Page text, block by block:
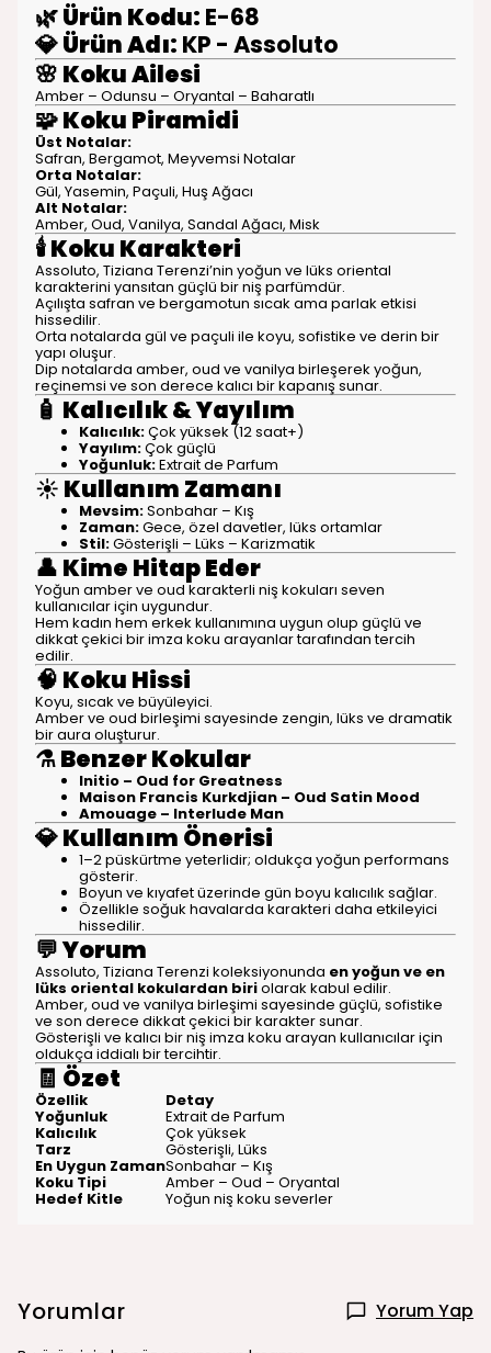
🌿Ürün Kodu: E-68
💎Ürün Adı: KP - Assoluto
🌸 Koku Ailesi
Amber – Odunsu – Oryantal – Baharatlı
🧩Koku Piramidi
Üst Notalar:
Safran, Bergamot, Meyvemsi Notalar
Orta Notalar:
Gül, Yasemin, Paçuli, Huş Ağacı
Alt Notalar:
Amber, Oud, Vanilya, Sandal Ağacı, Misk
🕯️Koku Karakteri
Assoluto, Tiziana Terenzi’nin yoğun ve lüks oriental
karakterini yansıtan güçlü bir niş parfümdür.
Açılışta safran ve bergamotun sıcak ama parlak etkisi
hissedilir.
Orta notalarda gül ve paçuli ile koyu, sofistike ve derin bir
yapı oluşur.
Dip notalarda amber, oud ve vanilya birleşerek yoğun,
reçinemsi ve son derece kalıcı bir kapanış sunar.
🧴 Kalıcılık & Yayılım
Kalıcılık:Çok yüksek (12 saat+)
Yayılım:Çok güçlü
Yoğunluk:Extrait de Parfum
☀️ Kullanım Zamanı
Mevsim:Sonbahar – Kış
Zaman:Gece, özel davetler, lüks ortamlar
Stil:Gösterişli – Lüks – Karizmatik
👤 Kime Hitap Eder
Yoğun amber ve oud karakterli niş kokuları seven
kullanıcılar için uygundur.
Hem kadın hem erkek kullanımına uygun olup güçlü ve
dikkat çekici bir imza koku arayanlar tarafından tercih
edilir.
🧠 Koku Hissi
Koyu, sıcak ve büyüleyici.
Amber ve oud birleşimi sayesinde zengin, lüks ve dramatik
bir aura oluşturur.
⚗️Benzer Kokular
Initio – Oud for Greatness
Maison Francis Kurkdjian – Oud Satin Mood
Amouage – Interlude Man
💎Kullanım Önerisi
1–2 püskürtme yeterlidir; oldukça yoğun performans
gösterir.
Boyun ve kıyafet üzerinde gün boyu kalıcılık sağlar.
Özellikle soğuk havalarda karakteri daha etkileyici
hissedilir.
💬Yorum
Assoluto, Tiziana Terenzi koleksiyonunda en yoğun ve en
lüks oriental kokulardan biriolarak kabul edilir.
Amber, oud ve vanilya birleşimi sayesinde güçlü, sofistike
ve son derece dikkat çekici bir karakter sunar.
Gösterişli ve kalıcı bir niş imza koku arayan kullanıcılar için
oldukça iddialı bir tercihtir.
🧾 Özet
Özellik Detay
Yoğunluk Extrait de Parfum
Kalıcılık Çok yüksek
Tarz Gösterişli, Lüks
En Uygun ZamanSonbahar – Kış
Koku Tipi Amber – Oud – Oryantal
Hedef Kitle Yoğun niş koku severler
Yorumlar Yorum Yap